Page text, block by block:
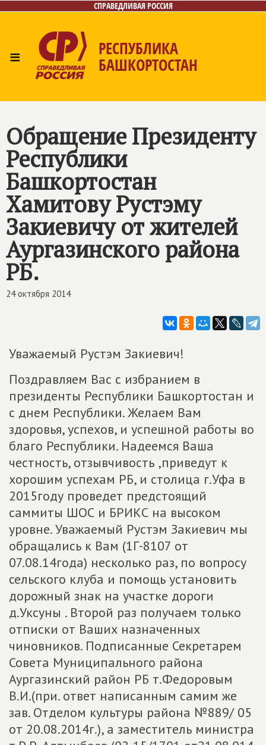
СПРАВЕДЛИВАЯ РОССИЯ
≡ РЕСПУБЛИКА
БАШКОРТОСТАН
Контакты
Обращение Президенту
Республики
Башкортостан
Хамитову Рустэму
Закиевичу от жителей
Аургазинского района
РБ.
24 октября 2014
Уважаемый Рустэм Закиевич!
Поздравляем Вас с избранием в
президенты Республики Башкортостан и
с днем Республики. Желаем Вам
здоровья, успехов, и успешной работы во
благо Республики. Надеемся Ваша
честность, отзывчивость ,приведут к
хорошим успехам РБ, и столица г.Уфа в
2015году проведет предстоящий
саммиты ШОС и БРИКС на высоком
уровне. Уважаемый Рустэм Закиевич мы
обращались к Вам (1Г-8107 от
07.08.14года) несколько раз, по вопросу
сельского клуба и помощь установить
дорожный знак на участке дороги
д.Уксуны . Второй раз получаем только
отписки от Ваших назначенных
чиновников. Подписанные Секретарем
Совета Муниципального района
Аургазинский район РБ т.Федоровым
В.И.(при. ответ написанным самим же
зав. Отделом культуры района №889/ 05
от 20.08.2014г.), а заместитель министра